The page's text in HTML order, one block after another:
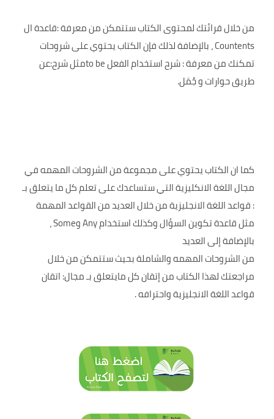
من خلال قرائتك لمحتوى الكتاب ستتمكن من معرفة :قاعدة ال
Countents ، بالإضافة لذلك فإن الكتاب يحتوي على شروحات
تمكنك من معرفة : شرح استخدام الفعل to beمثل شرح:عن
طريق حوارات و جُمَل.
كما ان الكتاب يحتوي على مجموعة من الشروحات المهمه في
مجال اللغة الانكليزية التي ستساعدك على تعلم كل ما يتعلق بـ
: قواعد اللغة الانجليزية من خلال العديد من القواعد المهمة
مثل قاعدة تكوين السؤال وكذلك استخدام Any وSome ،
بالإضافة إلى العديد
من الشروحات المهمه والشاملة بحيث ستتمكن من خلال
مراجعتك لهذا الكتاب من إتقان كل مايتعلق بـ مجال: اتقان
قواعد اللغة الانجليزية واحترافه .